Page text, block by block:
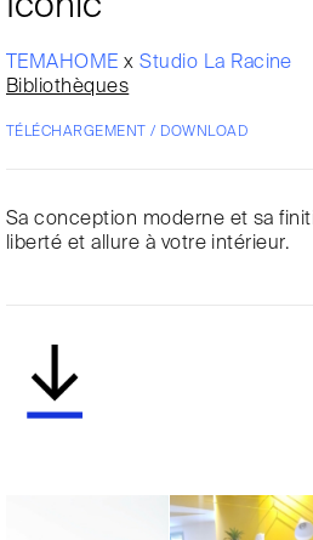
TEMAHOMExStudio La Racine
Bibliothèques
TÉLÉCHARGEMENT / DOWNLOAD
Sa conception moderne et sa
liberté et allure à votre intérieur.